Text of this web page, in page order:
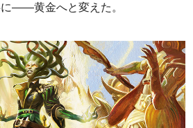
――黄金へと変えた。